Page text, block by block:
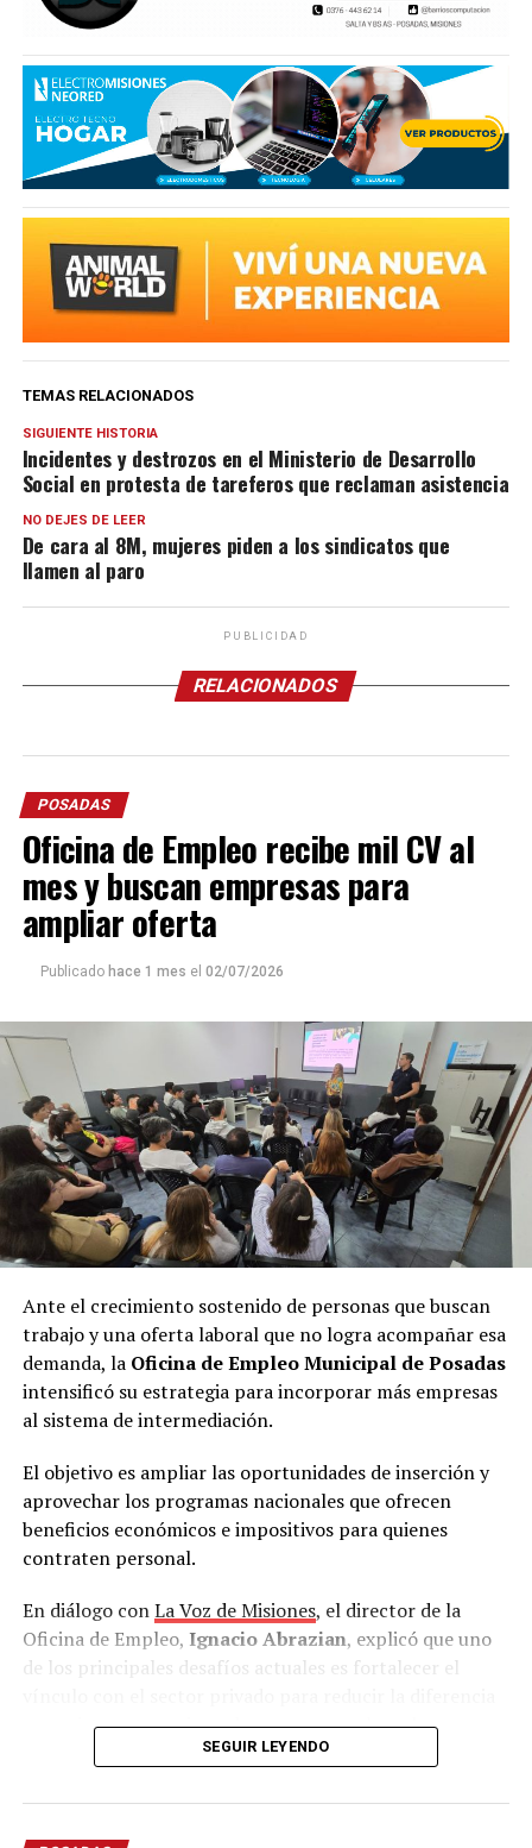
TEMAS RELACIONADOS
SIGUIENTE HISTORIA
Incidentes y destrozos en el Ministerio de Desarrollo
Social en protesta de tareferos que reclaman asistencia
NO DEJES DE LEER
De cara al 8M, mujeres piden a los sindicatos que
llamen al paro
PUBLICIDAD
RELACIONADOS
POSADAS
Oficina de Empleo recibe mil CV al
mes y buscan empresas para
ampliar oferta
Publicado hace 1 mes el 02/07/2026
Ante el crecimiento sostenido de personas que buscan
trabajo y una oferta laboral que no logra acompañar esa
demanda, la Oficina de Empleo Municipal de Posadas
intensificó su estrategia para incorporar más empresas
al sistema de intermediación.
El objetivo es ampliar las oportunidades de inserción y
aprovechar los programas nacionales que ofrecen
beneficios económicos e impositivos para quienes
contraten personal.
En diálogo conLa Voz de Misiones, el director de la
Oficina de Empleo, Ignacio Abrazian, explicó que uno
de los principales desafíos actuales es fortalecer el
que existe entre quienes buscan un empleo y las
vacantes disponibles.
“Tenemos una recepción muy grande de gente. Se
incrementó muchísimo la demanda en estos últimos
SEGUIR LEYENDO